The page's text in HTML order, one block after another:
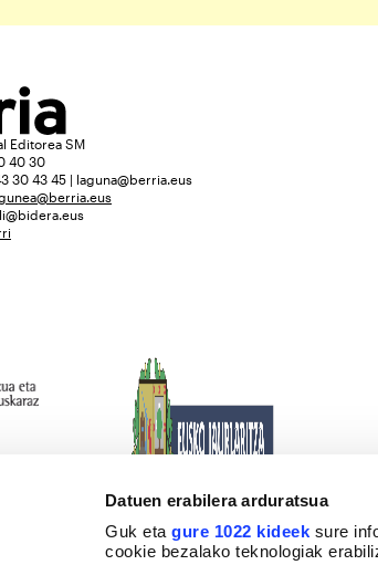
Datuen erabilera arduratsua
Guk etagure 1022 kideek sure
cookie bezalako teknologiak
Editorea SM
40 30
30 43 45 | laguna@berria.eus